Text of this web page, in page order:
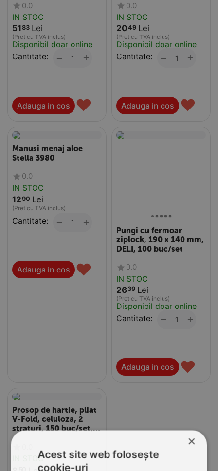
0.0
IN STOC
5183 Lei
(Pret cu TVA inclus)
Disponibil doar online
Cantitate:
+
−
Adauga in cos ♥
0.0
IN STOC
2049 Lei
(Pret cu TVA inclus)
Disponibil doar online
Cantitate:
+
−
Adauga in cos ♥
Manusi menaj aloe
Stella 3980
0.0
IN STOC
1290 Lei
(Pret cu TVA inclus)
Cantitate: +
−
Adauga in cos ♥
Pungi cu fermoar
ziplock, 190 x 140 mm,
DELI, 100 buc/set
0.0
IN STOC
2639 Lei
(Pret cu TVA inclus)
Disponibil doar online
Cantitate:
+
−
Adauga in cos ♥
Prosop de hartie, pliat
V-Fold, celuloza, 2
straturi, 150 buc/set,
PAPELY
IN STOC
×
Acest site web folosește
cookie-uri